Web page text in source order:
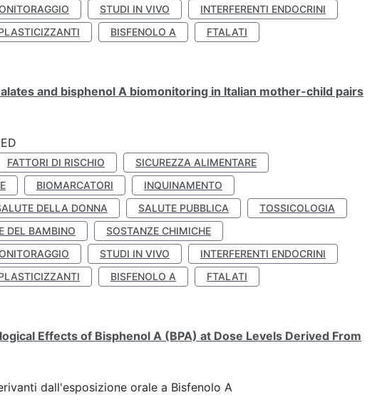
STUDI IN VIVO
INTERFERENTI ENDOCRINI
BISFENOLO A
FTALATI
and bisphenol A biomonitoring in Italian mother-child pairs
FATTORI DI RISCHIO
SICUREZZA ALIMENTARE
BIOMARCATORI
INQUINAMENTO
DELLA DONNA SALUTE PUBBLICA
TOSSICOLOGIA
DEL BAMBINO
SOSTANZE CHIMICHE
STUDI IN VIVO
INTERFERENTI ENDOCRINI
BISFENOLO A
FTALATI
Effects of Bisphenol A (BPA) at Dose Levels Derived From
dall'esposizione orale a Bisfenolo A